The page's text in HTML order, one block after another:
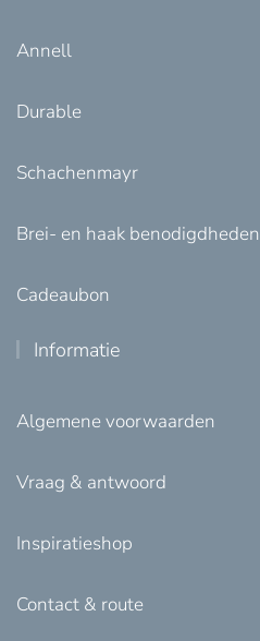
Annell
Durable
Schachenmayr
Brei- en haak benodigdheden
Cadeaubon
Informatie
Algemene voorwaarden
Vraag & antwoord
Inspiratieshop
Contact & route